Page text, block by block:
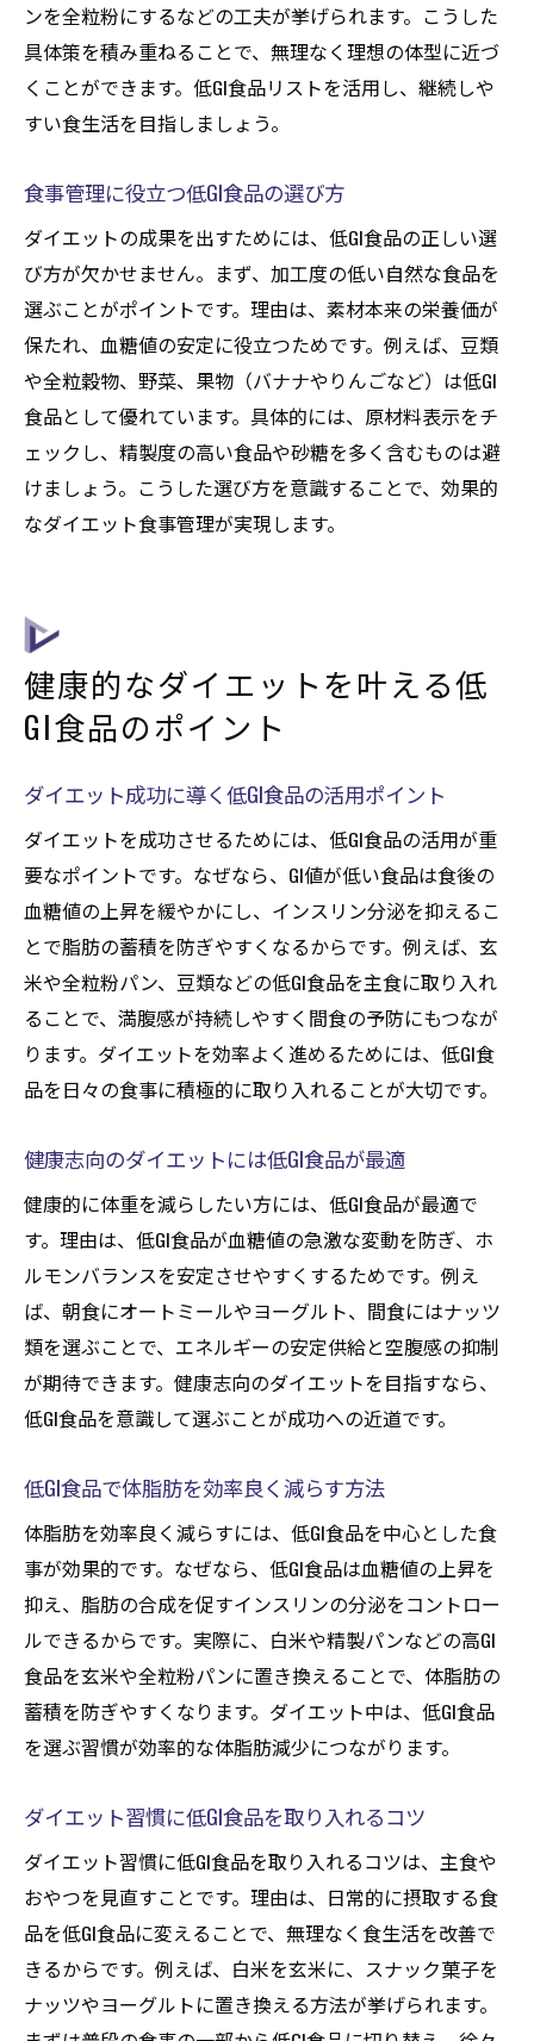
ンを全粒粉にするなどの工夫が挙げられます。こうした
具体策を積み重ねることで、無理なく理想の体型に近づ
くことができます。低GI食品リストを活用し、継続しや
すい食生活を目指しましょう。
食事管理に役立つ低GI食品の選び方
ダイエットの成果を出すためには、低GI食品の正しい選
び方が欠かせません。まず、加工度の低い自然な食品を
選ぶことがポイントです。理由は、素材本来の栄養価が
保たれ、血糖値の安定に役立つためです。例えば、豆類
や全粒穀物、野菜、果物（バナナやりんごなど）は低GI
食品として優れています。具体的には、原材料表示をチ
ェックし、精製度の高い食品や砂糖を多く含むものは避
けましょう。こうした選び方を意識することで、効果的
なダイエット食事管理が実現します。
健康的なダイエットを叶える低
GI食品のポイント
ダイエット成功に導く低GI食品の活用ポイント
ダイエットを成功させるためには、低GI食品の活用が重
要なポイントです。なぜなら、GI値が低い食品は食後の
血糖値の上昇を緩やかにし、インスリン分泌を抑えるこ
とで脂肪の蓄積を防ぎやすくなるからです。例えば、玄
米や全粒粉パン、豆類などの低GI食品を主食に取り入れ
ることで、満腹感が持続しやすく間食の予防にもつなが
ります。ダイエットを効率よく進めるためには、低GI食
品を日々の食事に積極的に取り入れることが大切です。
健康志向のダイエットには低GI食品が最適
健康的に体重を減らしたい方には、低GI食品が最適で
す。理由は、低GI食品が血糖値の急激な変動を防ぎ、ホ
ルモンバランスを安定させやすくするためです。例え
ば、朝食にオートミールやヨーグルト、間食にはナッツ
類を選ぶことで、エネルギーの安定供給と空腹感の抑制
が期待できます。健康志向のダイエットを目指すなら、
低GI食品を意識して選ぶことが成功への近道です。
低GI食品で体脂肪を効率良く減らす方法
体脂肪を効率良く減らすには、低GI食品を中心とした食
事が効果的です。なぜなら、低GI食品は血糖値の上昇を
抑え、脂肪の合成を促すインスリンの分泌をコントロー
ルできるからです。実際に、白米や精製パンなどの高GI
食品を玄米や全粒粉パンに置き換えることで、体脂肪の
蓄積を防ぎやすくなります。ダイエット中は、低GI食品
を選ぶ習慣が効率的な体脂肪減少につながります。
ダイエット習慣に低GI食品を取り入れるコツ
ダイエット習慣に低GI食品を取り入れるコツは、主食や
おやつを見直すことです。理由は、日常的に摂取する食
品を低GI食品に変えることで、無理なく食生活を改善で
きるからです。例えば、白米を玄米に、スナック菓子を
ナッツやヨーグルトに置き換える方法が挙げられます。